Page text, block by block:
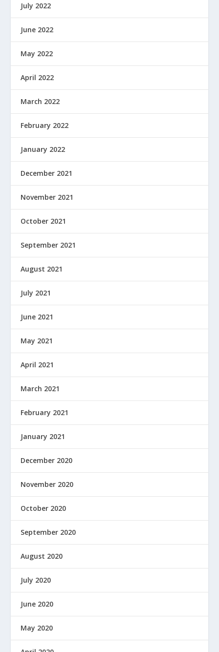
July 2022
June 2022
May 2022
April 2022
March 2022
February 2022
January 2022
December 2021
November 2021
October 2021
September 2021
August 2021
July 2021
June 2021
May 2021
April 2021
March 2021
February 2021
January 2021
December 2020
November 2020
October 2020
September 2020
August 2020
July 2020
June 2020
May 2020